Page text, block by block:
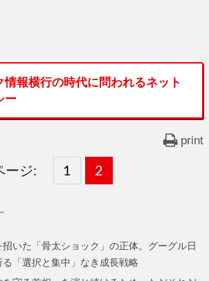
情報横行の時代に問われるネット
ー
print
ージ:
固
ー
1 ,
固
ー
2
いた「骨太ショック」の正体。グーグル日
「選択と集中」なき成長戦略